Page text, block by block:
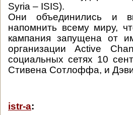
Syria – ISIS).
Они объединились и
напомнить всему миру,
кампания запущена от
организации Active
социальных сетях 10
Стивена Сотлоффа, и
istr-a: